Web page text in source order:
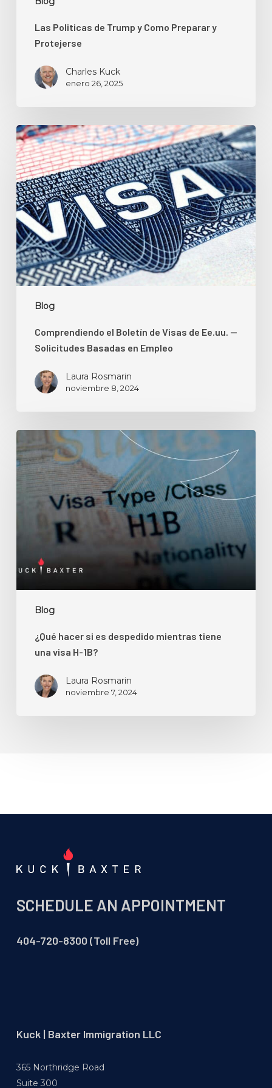
Las Politicas de Trump y Como Preparar y
Protejerse
Charles Kuck
enero 26, 2025
Blog
Comprendiendo
el
Boletín
de
Visas
de
Ee.uu.
—
Solicitudes
Basadas
Empleo
Comprendiendo el Boletín de Visas de Ee.uu. —
Solicitudes Basadas en Empleo
Laura Rosmarin
noviembre 8, 2024
Blog
hacer
si
despedido
mientras
¿Qué hacer si es despedido mientras tiene
una visa H-1B?
Laura Rosmarin
noviembre 7, 2024
SCHEDULE AN APPOINTMENT
404-720-8300 (Toll Free)
Kuck | Baxter Immigration LLC
365 Northridge Road
Suite 300